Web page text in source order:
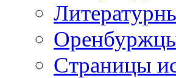
Страницы